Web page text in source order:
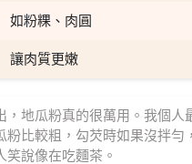
如粉粿、肉圓
讓肉質更嫩
，地瓜粉真的很萬用。我個人
粉比較粗，勾芡時如果沒拌
笑說像在吃麵茶。